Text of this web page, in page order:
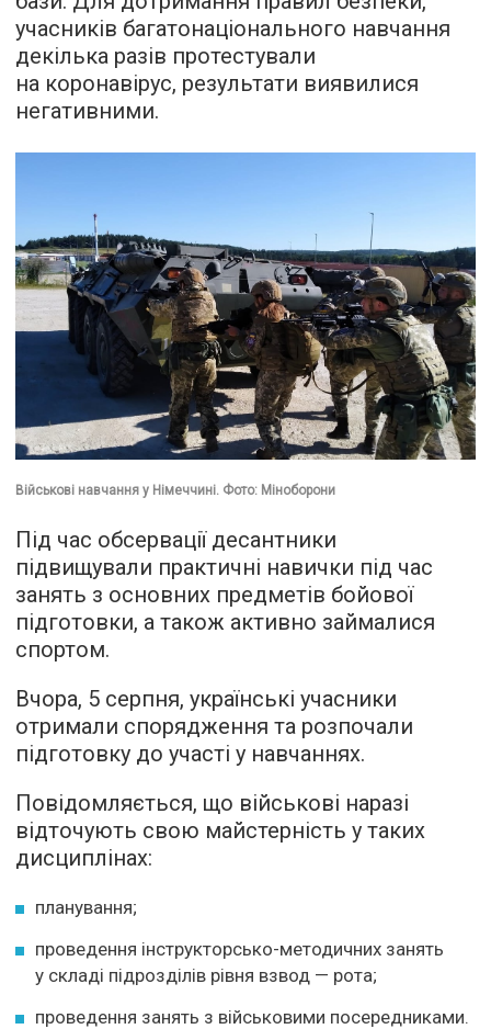
учасників багатонаціонального навчання
декілька разів протестували
на коронавірус, результати виявилися
негативними.
Військові навчання у Німеччині. Фото: Міноборони
Під час обсервації десантники
підвищували практичні навички під час
занять з основних предметів бойової
підготовки, а також активно займалися
спортом.
Вчора, 5 серпня, українські учасники
отримали спорядження та розпочали
підготовку до участі у навчаннях.
Повідомляється, що військові наразі
відточують свою майстерність у таких
дисциплінах:
планування;
проведення інструкторсько-методичних занять
у складі підрозділів рівня взвод — рота;
проведення занять з військовими посередниками.